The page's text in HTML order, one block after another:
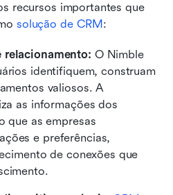
recursos importantes que
solução de CRM:
relacionamento: O Nimble
identifiquem, construam
valiosos. A
as informações dos
que as empresas
e preferências,
de conexões que